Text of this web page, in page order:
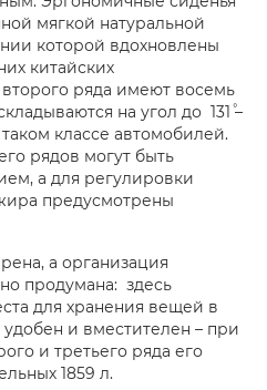
мягкой натуральной
которой вдохновлены
китайских
ряда имеют восемь
на угол до 131˚ –
классе автомобилей.
рядов могут быть
а для регулировки
предусмотрены
а организация
продумана: здесь
для хранения вещей в
и вместителен – при
и третьего ряда его
1859 л.